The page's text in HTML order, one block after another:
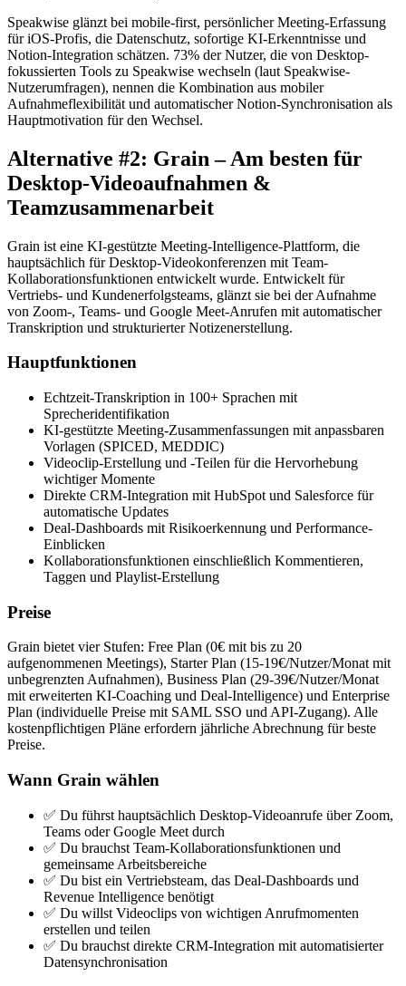
Speakwise glänzt bei mobile-first, persönlicher Meeting-Erfassung
für iOS-Profis, die Datenschutz, sofortige KI-Erkenntnisse und
Notion-Integration schätzen. 73% der Nutzer, die von Desktop-
fokussierten Tools zu Speakwise wechseln (laut Speakwise-
Nutzerumfragen), nennen die Kombination aus mobiler
Aufnahmeflexibilität und automatischer Notion-Synchronisation als
Hauptmotivation für den Wechsel.
Alternative #2: Grain – Am besten für
Desktop-Videoaufnahmen &
Teamzusammenarbeit
Grain ist eine KI-gestützte Meeting-Intelligence-Plattform, die
hauptsächlich für Desktop-Videokonferenzen mit Team-
Kollaborationsfunktionen entwickelt wurde. Entwickelt für
Vertriebs- und Kundenerfolgsteams, glänzt sie bei der Aufnahme
von Zoom-, Teams- und Google Meet-Anrufen mit automatischer
Transkription und strukturierter Notizenerstellung.
Hauptfunktionen
Echtzeit-Transkription in 100+ Sprachen mit
Sprecheridentifikation
KI-gestützte Meeting-Zusammenfassungen mit anpassbaren
Vorlagen (SPICED, MEDDIC)
Videoclip-Erstellung und -Teilen für die Hervorhebung
wichtiger Momente
Direkte CRM-Integration mit HubSpot und Salesforce für
automatische Updates
Deal-Dashboards mit Risikoerkennung und Performance-
Einblicken
Kollaborationsfunktionen einschließlich Kommentieren,
Taggen und Playlist-Erstellung
Preise
Grain bietet vier Stufen: Free Plan (0€ mit bis zu 20
aufgenommenen Meetings), Starter Plan (15-19€/Nutzer/Monat mit
unbegrenzten Aufnahmen), Business Plan (29-39€/Nutzer/Monat
mit erweiterten KI-Coaching und Deal-Intelligence) und Enterprise
Plan (individuelle Preise mit SAML SSO und API-Zugang). Alle
kostenpflichtigen Pläne erfordern jährliche Abrechnung für beste
Preise.
Wann Grain wählen
✅ Du führst hauptsächlich Desktop-Videoanrufe über Zoom,
Teams oder Google Meet durch
✅ Du brauchst Team-Kollaborationsfunktionen und
gemeinsame Arbeitsbereiche
✅ Du bist ein Vertriebsteam, das Deal-Dashboards und
Revenue Intelligence benötigt
✅ Du willst Videoclips von wichtigen Anrufmomenten
erstellen und teilen
✅ Du brauchst direkte CRM-Integration mit automatisierter
Datensynchronisation